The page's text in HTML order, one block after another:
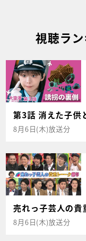
視聴ラ
第3話 消えた子供
8月6日(木)放送分
売れっ子芸人の
8月6日(木)放送分